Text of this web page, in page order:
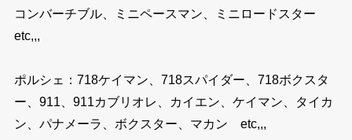
コンバーチブル、ミニペースマン、ミニロードスター
etc,,,
ポルシェ：718ケイマン、718スパイダー、718ボクスタ
ー、911、911カブリオレ、カイエン、ケイマン、タイカ
ン、パナメーラ、ボクスター、マカン etc,,,